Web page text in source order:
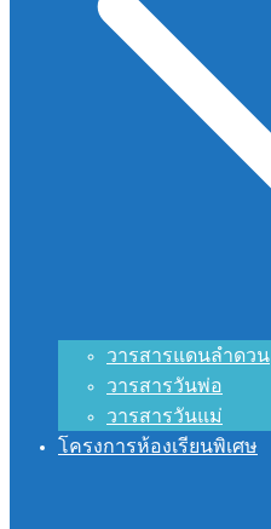
วารสารแดนลำดวน
วารสารวันพ่อ
วารสารวันแม่
โครงการห้องเรียนพิเศษ